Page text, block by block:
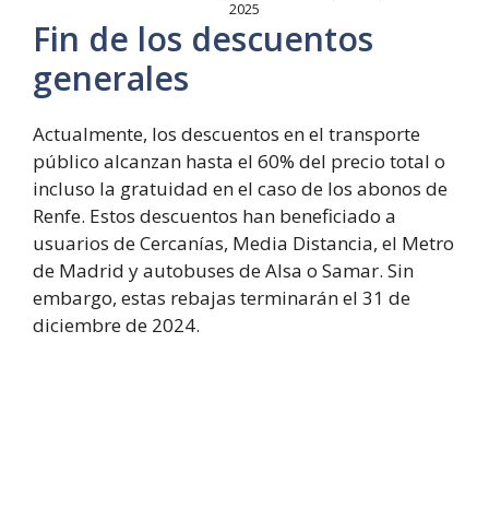
2025
Fin de los descuentos
generales
Actualmente, los descuentos en el transporte
público alcanzan hasta el 60% del precio total o
incluso la gratuidad en el caso de los abonos de
Renfe. Estos descuentos han beneficiado a
usuarios de Cercanías, Media Distancia, el Metro
de Madrid y autobuses de Alsa o Samar. Sin
embargo, estas rebajas terminarán el 31 de
diciembre de 2024.